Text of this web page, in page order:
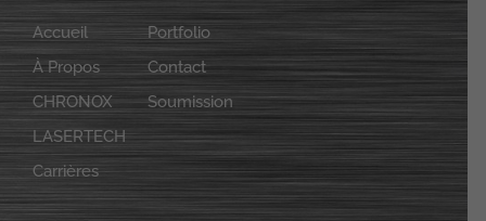
Accueil
À Propos
CHRONOX
LASERTECH
Carrières
Portfolio
Contact
Soumission